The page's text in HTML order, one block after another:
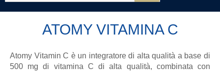
ATOMY VITAMINA C
Atomy Vitamin C è un integratore di alta qualità a base di
500 mg di vitamina C di alta qualità, combinata con